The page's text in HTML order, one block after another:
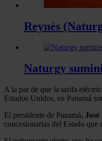
Reynés
Naturgy
A la par de que la tarifa
Estados Unidos, en Panamá
El presidente de Panamá,
concesionarias del Estado